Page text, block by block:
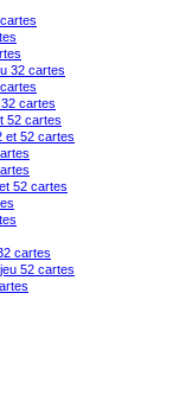
32 cartes
cartes
52 cartes
et 52 cartes
52 cartes
cartes
52 cartes